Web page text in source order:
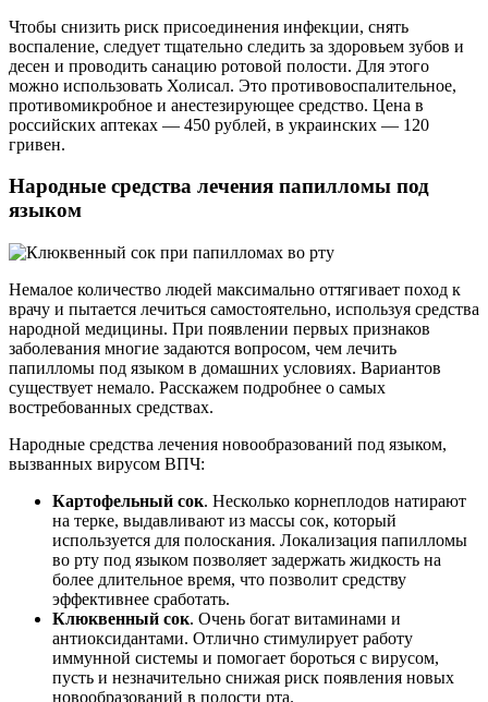
Чтобы снизить риск присоединения инфекции, снять
воспаление, следует тщательно следить за здоровьем зубов и
десен и проводить санацию ротовой полости. Для этого
можно использовать Холисал. Это противовоспалительное,
противомикробное и анестезирующее средство. Цена в
российских аптеках — 450 рублей, в украинских — 120
гривен.
Народные средства лечения папилломы под
языком
Немалое количество людей максимально оттягивает поход к
врачу и пытается лечиться самостоятельно, используя средства
народной медицины. При появлении первых признаков
заболевания многие задаются вопросом, чем лечить
папилломы под языком в домашних условиях. Вариантов
существует немало. Расскажем подробнее о самых
востребованных средствах.
Народные средства лечения новообразований под языком,
вызванных вирусом ВПЧ:
Картофельный сок. Несколько корнеплодов натирают
на терке, выдавливают из массы сок, который
используется для полоскания. Локализация папилломы
во рту под языком позволяет задержать жидкость на
более длительное время, что позволит средству
эффективнее сработать.
Клюквенный сок. Очень богат витаминами и
антиоксидантами. Отлично стимулирует работу
иммунной системы и помогает бороться с вирусом,
пусть и незначительно снижая риск появления новых
новообразований в полости рта.